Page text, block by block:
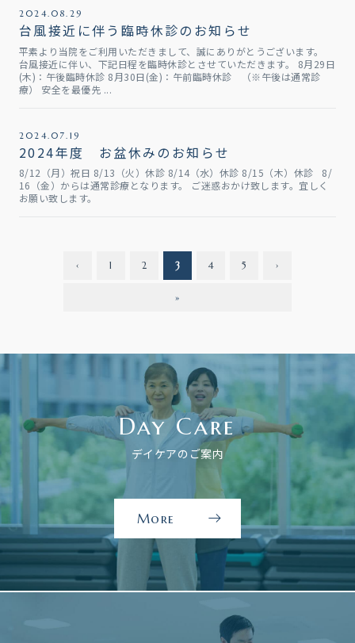
2024.08.29
台風接近に伴う臨時休診のお知らせ
平素より当院をご利用いただきまして、誠にありがとうございます。
台風接近に伴い、下記日程を臨時休診とさせていただきます。 8月29日
(木)：午後臨時休診 8月30日(金)：午前臨時休診 （※午後は通常診
療） 安全を最優先 ...
2024.07.19
2024年度 お盆休みのお知らせ
8/12（月）祝日 8/13（火）休診 8/14（水）休診 8/15（木）休診 8/
16（金）からは通常診療となります。 ご迷惑おかけ致します。宜しく
お願い致します。
‹ 1 2 3 4 5 ›
»
Day Care
デイケアのご案内
More
デ
ア